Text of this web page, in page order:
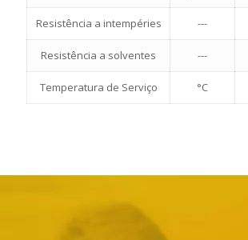
Resistência a intempéries ---
Resistência a solventes ---
Temperatura de Serviço °C